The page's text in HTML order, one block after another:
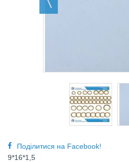
Поділитися на Facebook!
9*16*1,5